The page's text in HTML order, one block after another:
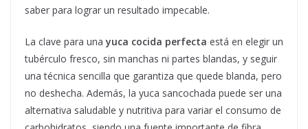
saber para lograr un resultado impecable.
La clave para unayuca cocida perfecta está en elegir un
tubérculo fresco, sin manchas ni partes blandas, y seguir
una técnica sencilla que garantiza que quede blanda, pero
no deshecha. Además, la yuca sancochada puede ser una
alternativa saludable y nutritiva para variar el consumo de